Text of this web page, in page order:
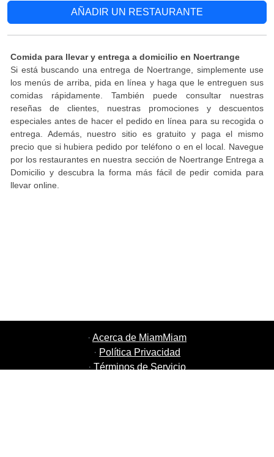
AÑADIR UN RESTAURANTE
Comida para llevar y entrega a domicilio en Noertrange
Si está buscando una entrega de Noertrange, simplemente use
los menús de arriba, pida en línea y haga que le entreguen sus
comidas rápidamente. También puede consultar nuestras
reseñas de clientes, nuestras promociones y descuentos
especiales antes de hacer el pedido en línea para su recogida o
entrega. Además, nuestro sitio es gratuito y paga el mismo
precio que si hubiera pedido por teléfono o en el local. Navegue
por los restaurantes en nuestra sección de Noertrange Entrega a
Domicilio y descubra la forma más fácil de pedir comida para
llevar online.
· Acerca de MiamMiam
· Política Privacidad
· Términos de Servicio